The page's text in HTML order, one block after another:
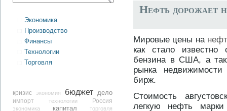
Экономика
Производство
Финансы
Технологии
Торговля
кризис экономия бюджет дело
импорт технологии
Россия
экономика
капитал
торговля
Нефть дорожает
Мировые цены на
как стало известно
бензина в США, а
рынка
бирж.
Стоимость
легкую нефть